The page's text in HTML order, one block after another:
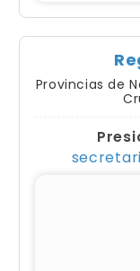
Provincias de